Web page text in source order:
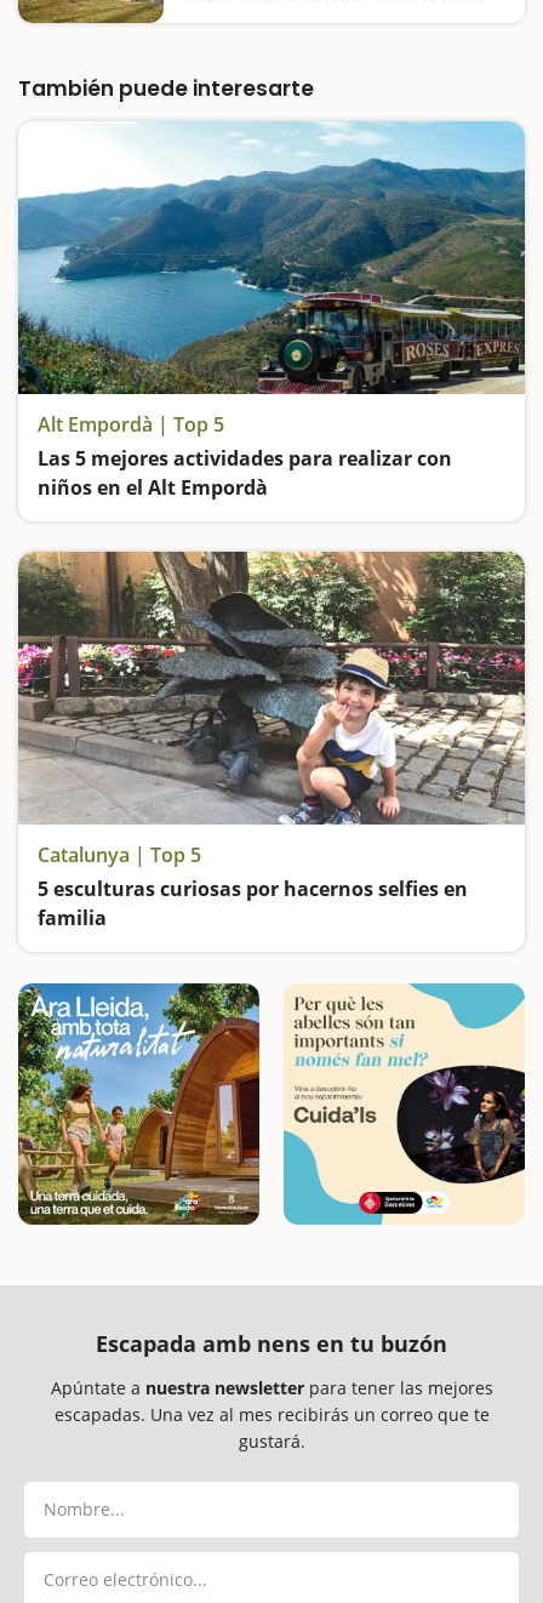
Poblado Neolítico de la Draga,…
También puede interesarte
Alt Empordà | Top 5
Las 5 mejores actividades para realizar con
niños en el Alt Empordà
Catalunya | Top 5
5 esculturas curiosas por hacernos selfies en
familia
Escapada amb nens en tu buzón
Apúntate a nuestra newsletterpara tener las mejores
escapadas. Una vez al mes recibirás un correo que te
gustará.